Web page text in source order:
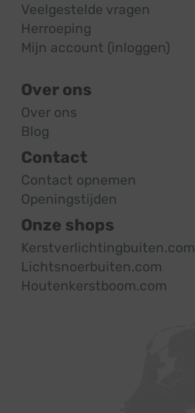
Veelgestelde vragen
Herroeping
Mijn account (inloggen)
Over ons
Over ons
Blog
Contact
Contact opnemen
Openingstijden
Onze shops
Kerstverlichtingbuiten.com
Lichtsnoerbuiten.com
Houtenkerstboom.com